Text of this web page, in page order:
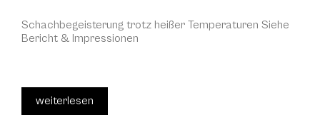
Schachbegeisterung trotz heißer Temperaturen Siehe
Bericht & Impressionen
weiterlesen